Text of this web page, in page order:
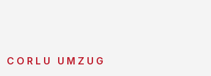
CORLU UMZUG